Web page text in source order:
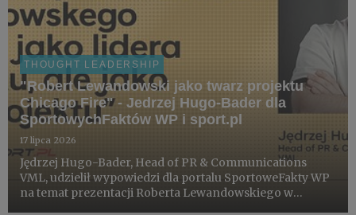
THOUGHT LEADERSHIP
"Robert Lewandowski jako twarz projektu
Chicago Fire" - Jedrzej Hugo-Bader dla
SportowychFaktów WP i sport.pl
17 lipca 2026
Jędrzej Hugo-Bader, Head of PR & Communications
VML, udzielił wypowiedzi dla portalu SportoweFakty WP
na temat prezentacji Roberta Lewandowskiego w